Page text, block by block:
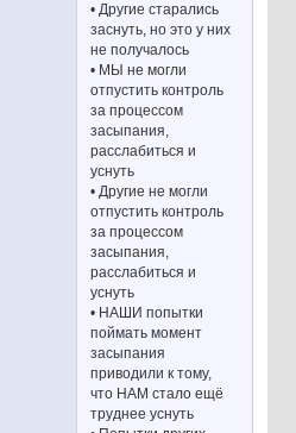
• Другие старались
заснуть, но это у них
не получалось
• МЫ не могли
отпустить контроль
за процессом
засыпания,
расслабиться и
уснуть
• Другие не могли
отпустить контроль
за процессом
засыпания,
расслабиться и
уснуть
• НАШИ попытки
поймать момент
засыпания
приводили к тому,
что НАМ стало ещё
труднее уснуть